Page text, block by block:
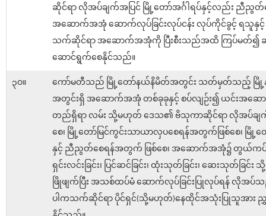
ဆိုင်ရာ လိုအပ်ချက်အပြင် မြို့တော်အင်္ဂါရပ်နှင့်လည်း ညီညွတ်
အဆောက်အအုံ ဆောက်လုပ်ခြင်းလုပ်ငန်း လုပ်ကိုင်ခွင့် ရသူနှင့်
သက်ဆိုင်ရာ အဆောက်အအုံကို ပြီးစီးသည်အထိ ကြပ်မတ်
ဆောင်ရွက်စေနိုင်သည်။
၃ဝ။
ကော်မတီသည် မြို့တော်နယ်နိမိတ်အတွင်း သတ်မှတ်သည့် မြို့န
အတွင်းရှိ အဆောက်အအုံ တစ်ခုခုနှင့် စပ်လျဉ်း၍ ယင်းအဆ
တည်ရှိရာ လမ်း သို့မဟုတ် ဒေသ၏ ဗိသုကာဆိုင်ရာ လိုအပ်ချ
စေ၊ မြို့တော်မြင်ကွင်းသာယာလှပစေရန်အတွက်ဖြစ်စေ၊ မြို့တ
နှင့် ညီညွတ်စေရန်အတွက် ဖြစ်စေ၊ အဆောက်အအုံ၌ တွယ်က
ရှင်းလင်းခြင်း၊ ပြင်ဆင်ခြင်း၊ ထုံးသုတ်ခြင်း၊ ဆေးသုတ်ခြင်
ဖြိုဖျက်ပြီး အသစ်ထပ်မံ ဆောက်လုပ်ခြင်းပြုလုပ်ရန် လိုအ
ပါကသက်ဆိုင်ရာ ပိုင်ရှင်(သို့မဟုတ်)နေထိုင်အသုံးပြုသူအား ညွှ